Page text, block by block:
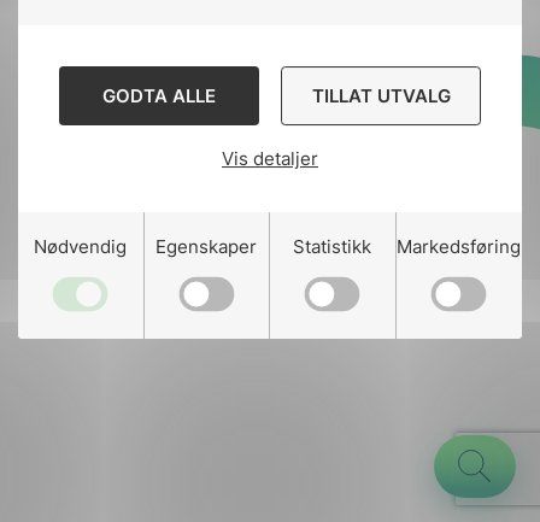
GODTA ALLE TILLAT UTVALG
Vis detaljer
Nødvendig Egenskaper Statistikk Markedsføring
Designed and developed